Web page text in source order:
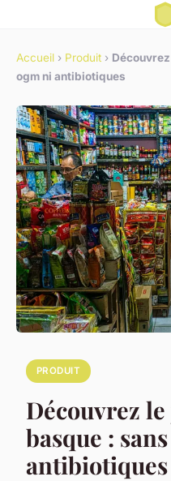
Accueil › Produit ›
ogm ni antibiotiques
PRODUIT
Découvrez
basque :
antibiotiques